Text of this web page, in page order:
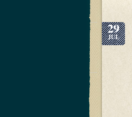
29
JUL